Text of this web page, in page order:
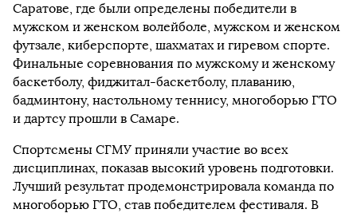
Саратове, где были определены победители в
мужском и женском волейболе, мужском и женском
футзале, киберспорте, шахматах и гиревом спорте.
Финальные соревнования по мужскому и женскому
баскетболу, фиджитал-баскетболу, плаванию,
бадминтону, настольному теннису, многоборью ГТО
и дартсу прошли в Самаре.
Спортсмены СГМУ приняли участие во всех
дисциплинах, показав высокий уровень подготовки.
Лучший результат продемонстрировала команда по
многоборью ГТО, став победителем фестиваля. В